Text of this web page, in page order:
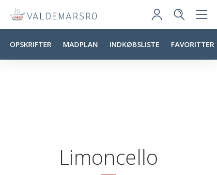
OPSKRIFTER MADPLAN INDKØBSLISTE FAVORITTER
Limoncello